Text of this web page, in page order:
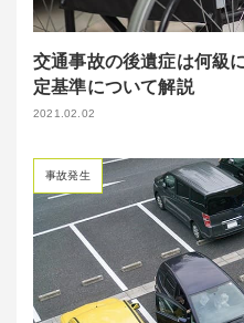
交通事故の後遺症は何級
定基準について解説
2021.02.02
事故発生